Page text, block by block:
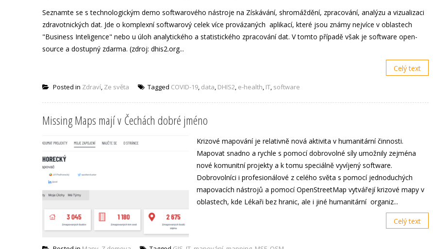
Seznamte se s technologickým demo softwarového nástroje na Získávání, shromáždění, zpracování, analýzu a vizualizaci
zdravotnických dat. Jde o komplexní softwarový celek více provázaných aplikací, které jsou známy nejvíce v oblastech
"Business Inteligence" nebo u úloh analytického a statistického zpracování dat. V tomto případě však je software open-
source a dostupný zdarma. (zdroj: dhis2.org...
Celý text
Posted in Zdraví, Ze světa Tagged COVID-19, data, DHIS2, e-health, IT, software
Missing Maps mají v Čechách dobré jméno
Krizové mapování je relativně nová aktivita v humanitární činnosti.
Mapovat snadno a rychle s pomocí dobrovolné síly umožnily zejména
nové komunitní projekty a k tomu speciálně vyvíjený software.
Dobrovolníci i profesionálové z celého světa s pomocí jednoduchých
mapovacích nástrojů a pomocí OpenStreetMap vytvářejí krizové mapy v
oblastech, kde Lékaři bez hranic, ale i jiné humanitární organiz...
Celý text